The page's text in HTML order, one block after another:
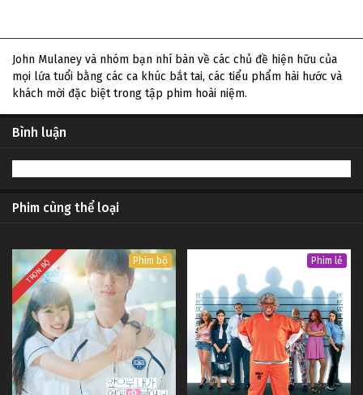
John Mulaney và nhóm bạn nhí bàn về các chủ đề hiện hữu của
mọi lứa tuổi bằng các ca khúc bắt tai, các tiểu phẩm hài hước và
khách mời đặc biệt trong tập phim hoài niệm.
Bình luận
Phim cùng thể loại
TRỌN BỘ Phim bộ Phim lẻ